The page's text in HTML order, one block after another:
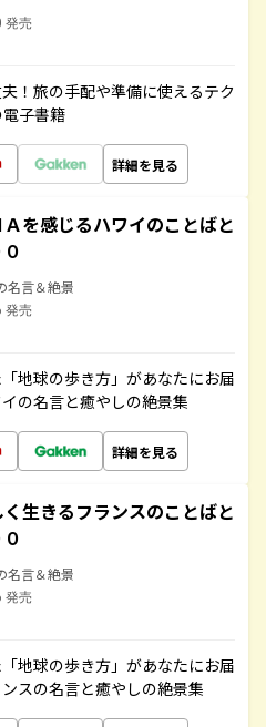
発売
！旅の手配や準備に使えるテク
子書籍
詳細を見る
を感じるハワイのことばと
名言＆絶景
発売
地球の歩き方」があなたにお届
の名言と癒やしの絶景集
詳細を見る
生きるフランスのことばと
名言＆絶景
発売
地球の歩き方」があなたにお届
スの名言と癒やしの絶景集